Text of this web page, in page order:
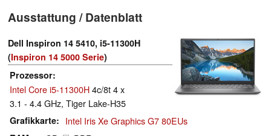
Ausstattung / Datenblatt
Dell Inspiron 14 5410, i5-11300H
(Inspiron 14 5000 Serie)
Prozessor
Intel Core i5-11300H4c/8t 4 x
3.1 - 4.4 GHz, Tiger Lake-H35
Grafikkarte Intel Iris Xe Graphics G7 80EUs